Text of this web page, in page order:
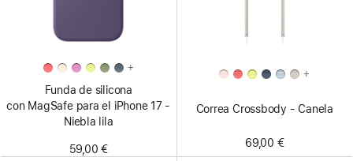
+
Funda de silicona
con MagSafe para el iPhone 17 -
Niebla lila
59,00 €
+
Correa Crossbody - Canela
69,00 €